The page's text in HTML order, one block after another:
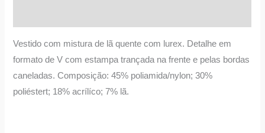
Vestido com mistura de lã quente com lurex. Detalhe em
formato de V com estampa trançada na frente e pelas bordas
caneladas. Composição: 45% poliamida/nylon; 30%
poliéstert; 18% acrílíco; 7% lã.